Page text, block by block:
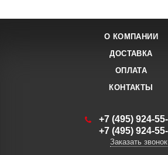
О КОМПАНИИ
ДОСТАВКА
ОПЛАТА
КОНТАКТЫ
+7 (495) 924-
+7 (495) 924-
Заказать звонок